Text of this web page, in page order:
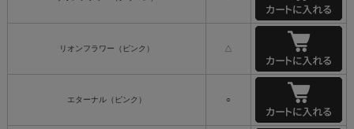
リオンフラワー（ピンク） △
エターナル（ピンク） ○